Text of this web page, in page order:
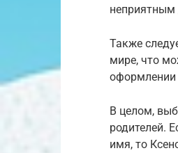
неприятным
Также
мире, что
оформлении
В целом,
родителей.
имя, то